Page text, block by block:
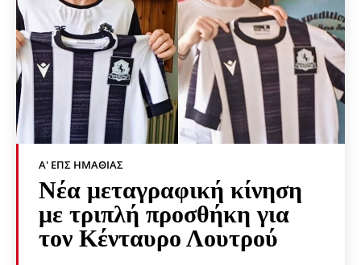
Α' ΕΠΣ ΗΜΑΘΊΑΣ
Νέα μεταγραφική κίνηση
με τριπλή προσθήκη για
τον Κένταυρο Λουτρού